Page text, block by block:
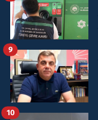
9
10